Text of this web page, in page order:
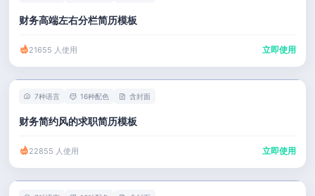
财务高端左右分栏简历模板
21655 人使用 立即使用
7种语言 16种配色 含封面
财务简约风的求职简历模板
22855 人使用 立即使用